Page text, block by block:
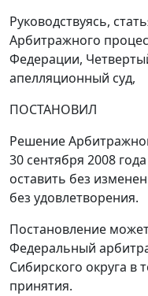
Руководствуясь,
Арбитражного
Федерации,
апелляционный суд,
ПОСТАНОВИЛ
Решение
30 сентября 2008
оставить без
без удовлетворения.
Постановление
Федеральный
Сибирского округа в
принятия.